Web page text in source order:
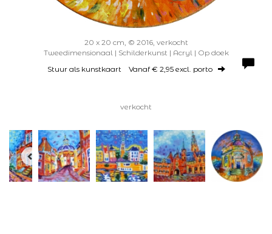
20 x 20 cm, © 2016, verkocht
Tweedimensionaal | Schilderkunst | Acryl | Op doek
Stuur als kunstkaart Vanaf € 2,95 excl. porto
verkocht